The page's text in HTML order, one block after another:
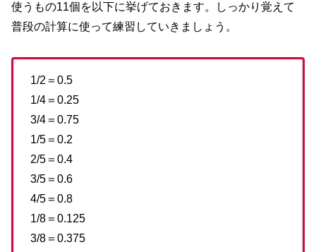
使うもの11個を以下に挙げておきます。しっかり覚えて
普段の計算に使って練習していきましょう。
1/2＝0.5
1/4＝0.25
3/4＝0.75
1/5＝0.2
2/5＝0.4
3/5＝0.6
4/5＝0.8
1/8＝0.125
3/8＝0.375